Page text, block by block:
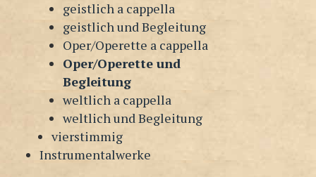
geistlich a cappella
geistlich und Begleitung
Oper/Operette a cappella
Oper/Operette und
Begleitung
weltlich a cappella
weltlich und Begleitung
vierstimmig
Instrumentalwerke